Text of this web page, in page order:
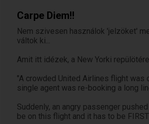
Carpe Diem!!
Nem szivesen használok 'jelzöket'
váltok ki...
Amit itt idézek, a New Yorki
"A crowded United Airlines flight was
single agent was re-booking a long
Suddenly, an angry passenger
be on this flight and it has to be FIRST